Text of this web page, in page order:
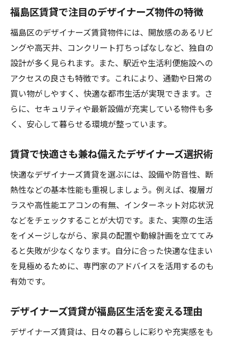
福島区賃貸で注目のデザイナーズ物件の特徴
福島区のデザイナーズ賃貸物件には、開放感のあるリビ
ングや高天井、コンクリート打ちっぱなしなど、独自の
設計が多く見られます。また、駅近や生活利便施設への
アクセスの良さも特徴です。これにより、通勤や日常の
買い物がしやすく、快適な都市生活が実現できます。さ
らに、セキュリティや最新設備が充実している物件も多
く、安心して暮らせる環境が整っています。
賃貸で快適さも兼ね備えたデザイナーズ選択術
快適なデザイナーズ賃貸を選ぶには、設備や防音性、断
熱性などの基本性能も重視しましょう。例えば、複層ガ
ラスや高性能エアコンの有無、インターネット対応状況
などをチェックすることが大切です。また、実際の生活
をイメージしながら、家具の配置や動線計画を立ててみ
ると失敗が少なくなります。自分に合った快適な住まい
を見極めるために、専門家のアドバイスを活用するのも
有効です。
デザイナーズ賃貸が福島区生活を変える理由
デザイナーズ賃貸は、日々の暮らしに彩りや充実感をも